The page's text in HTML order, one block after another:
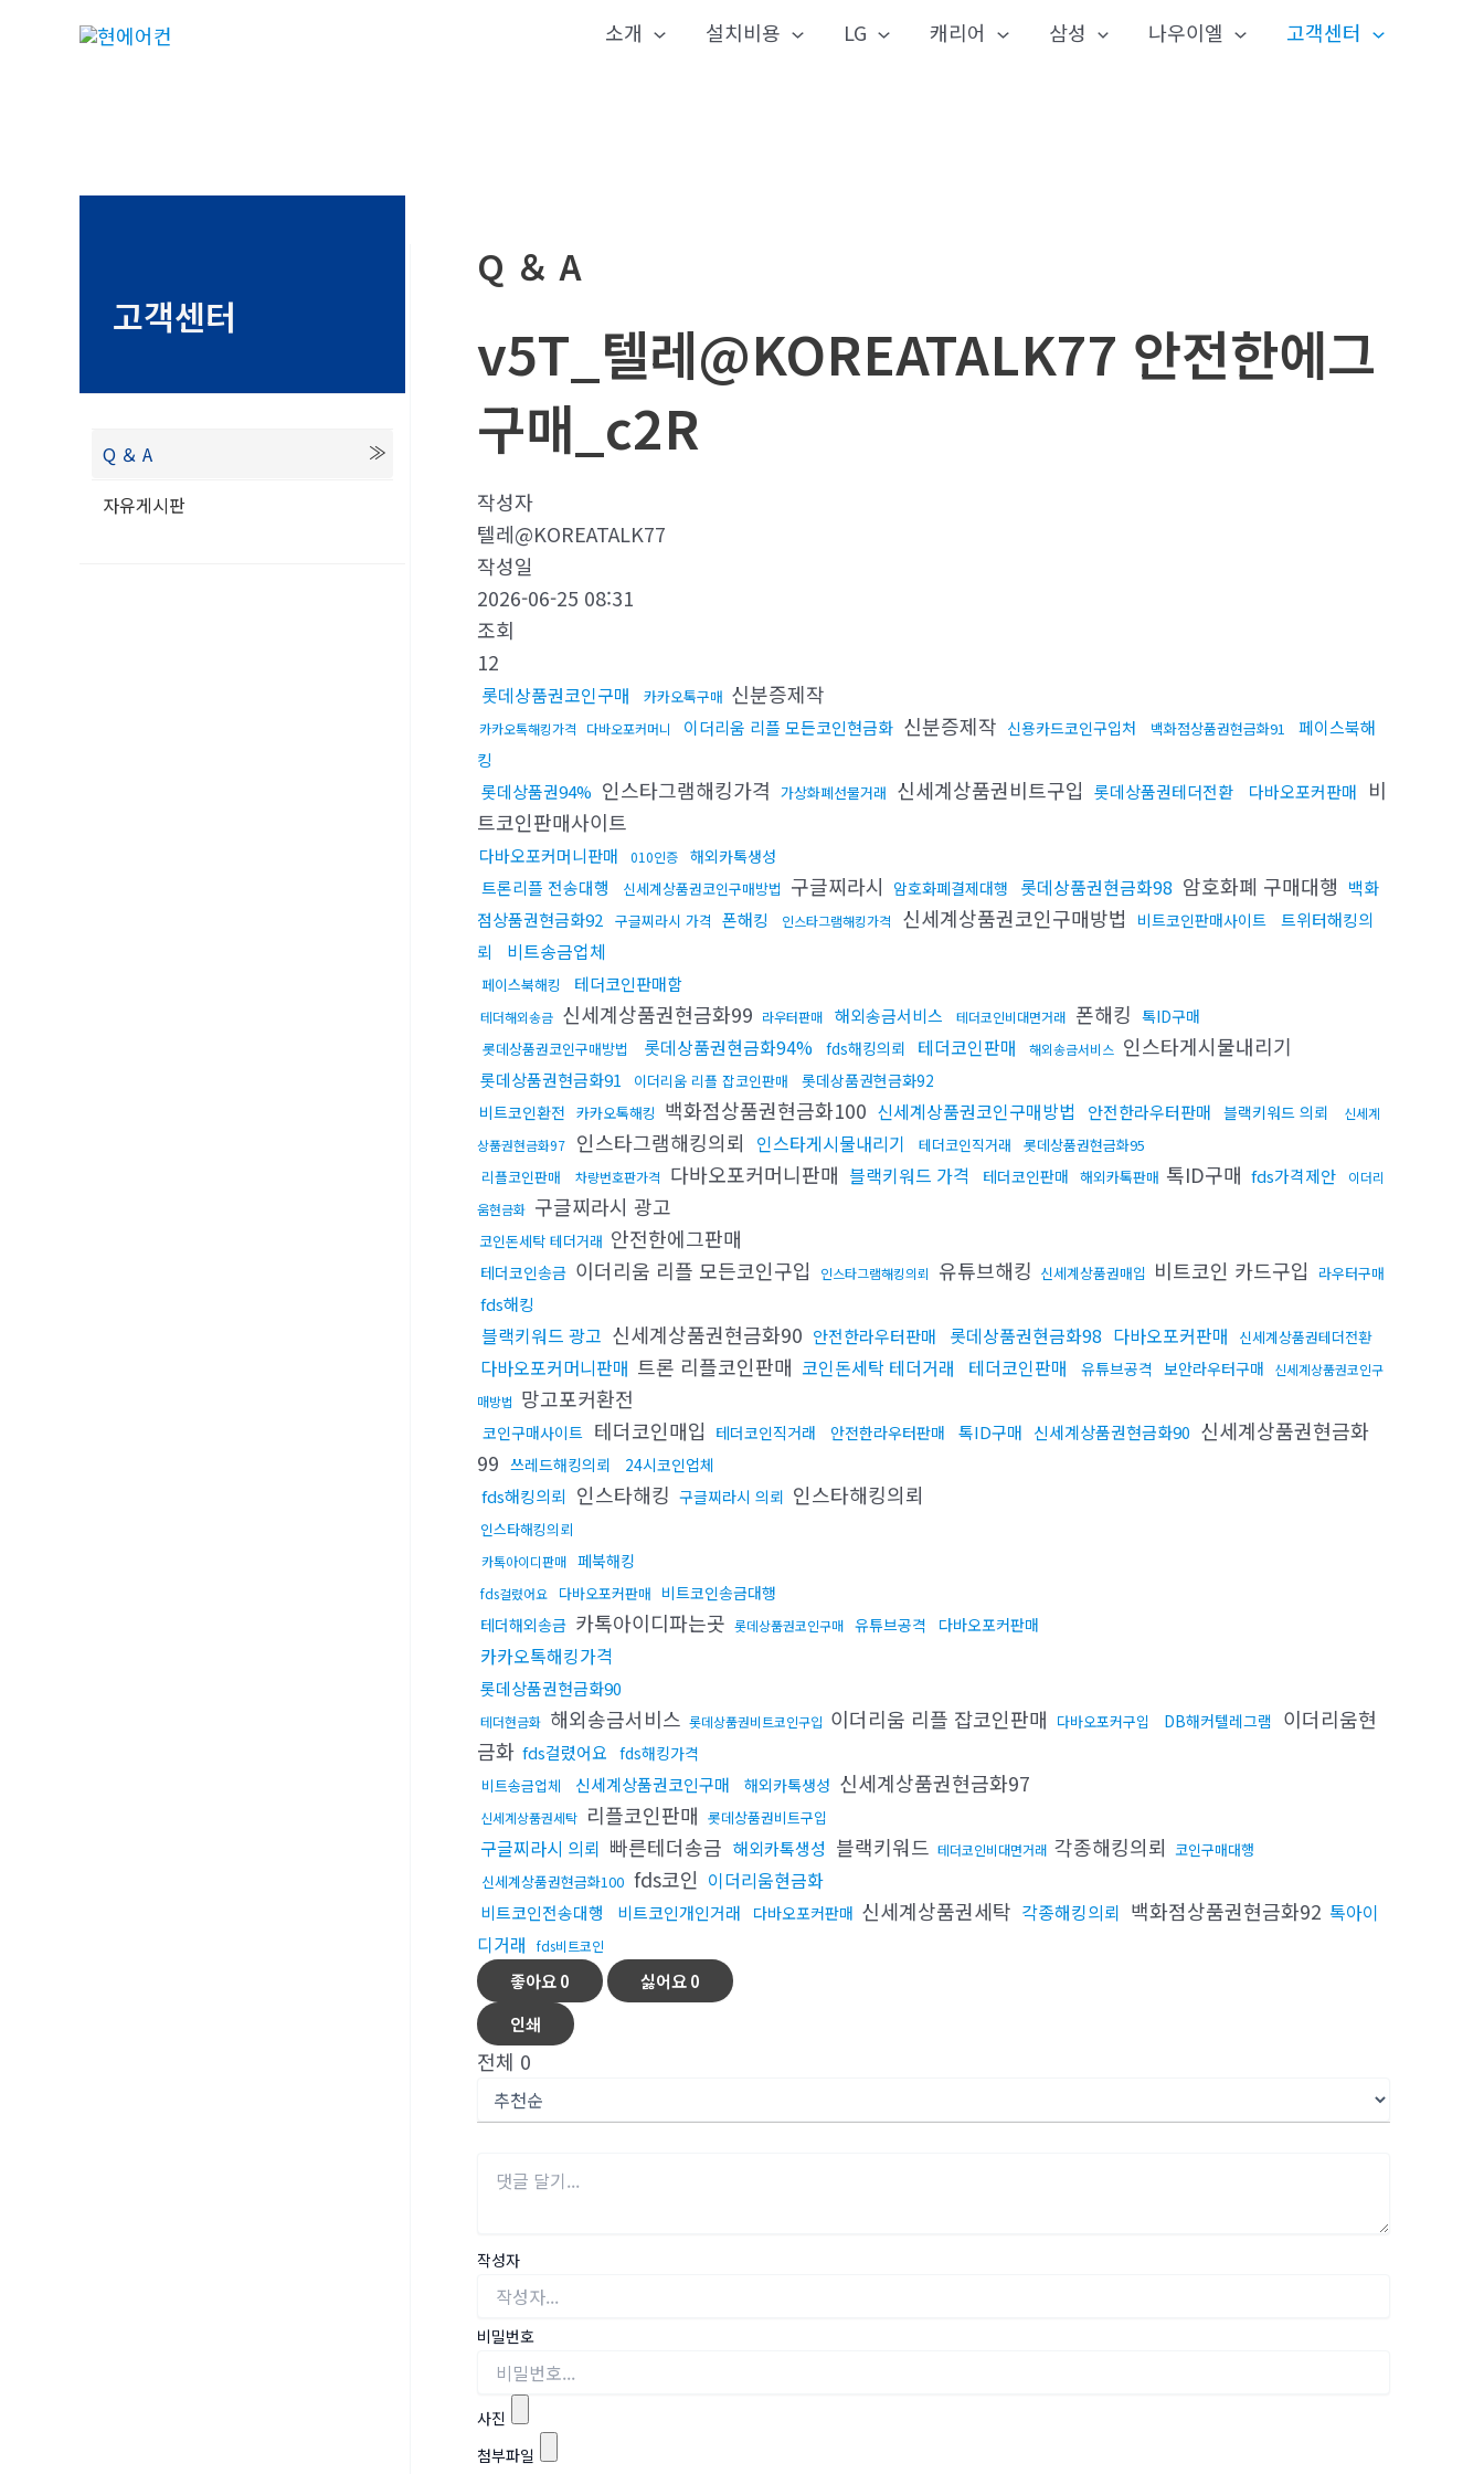
소개 설치비용 LG 캐리어 삼성 나우이엘 고객센터
고객센터
Q ＆ A
자유게시판
Q ＆ A
v5T_텔레@KOREATALK77 안전한에그
구매_c2R
작성자
텔레@KOREATALK77
작성일
2026-06-25 08:31
조회
12
롯데상품권코인구매 카카오톡구매 신분증제작
카카오톡해킹가격 다바오포커머니 이더리움 리플 모든코인현금화 신분증제작 신용카드코인구입처 백화점상품권현금화91
페이스북해
킹
롯데상품권94% 인스타그램해킹가격 가상화폐선물거래 신세계상품권비트구입 롯데상품권테더전환 다바오포커판매
비
트코인판매사이트
다바오포커머니판매 010인증 해외카톡생성
트론리플 전송대행 신세계상품권코인구매방법 구글찌라시 암호화폐결제대행 롯데상품권현금화98 암호화폐 구매대행 백화
점상품권현금화92 구글찌라시 가격 폰해킹 인스타그램해킹가격 신세계상품권코인구매방법 비트코인판매사이트
트위터해킹의
뢰
비트송금업체
페이스북해킹 테더코인판매함
테더해외송금 신세계상품권현금화99 라우터판매 해외송금서비스 테더코인비대면거래 폰해킹 톡ID구매
롯데상품권코인구매방법 롯데상품권현금화94% fds해킹의뢰 테더코인판매 해외송금서비스 인스타게시물내리기
롯데상품권현금화91 이더리움 리플 잡코인판매
롯데상품권현금화92
비트코인환전 카카오톡해킹 백화점상품권현금화100 신세계상품권코인구매방법 안전한라우터판매 블랙키워드 의뢰
신세계
상품권현금화97
인스타그램해킹의뢰 인스타게시물내리기 테더코인직거래
롯데상품권현금화95
리플코인판매
차량번호판가격 다바오포커머니판매 블랙키워드 가격 테더코인판매 해외카톡판매 톡ID구매 fds가격제안
이더리
움현금화 구글찌라시 광고
코인돈세탁 테더거래 안전한에그판매
테더코인송금 이더리움 리플 모든코인구입 인스타그램해킹의뢰 유튜브해킹 신세계상품권매입 비트코인 카드구입 라우터구매
fds해킹
블랙키워드 광고 신세계상품권현금화90 안전한라우터판매 롯데상품권현금화98 다바오포커판매 신세계상품권테더전환
다바오포커머니판매 트론 리플코인판매 코인돈세탁 테더거래 테더코인판매 유튜브공격 보안라우터구매
신세계상품권코인구
매방법 망고포커환전
코인구매사이트 테더코인매입 테더코인직거래 안전한라우터판매 톡ID구매 신세계상품권현금화90 신세계상품권현금화
99 쓰레드해킹의뢰 24시코인업체
fds해킹의뢰 인스타해킹 구글찌라시 의뢰 인스타해킹의뢰
인스타해킹의뢰
카톡아이디판매 페북해킹
fds걸렸어요 다바오포커판매 비트코인송금대행
테더해외송금 카톡아이디파는곳 롯데상품권코인구매 유튜브공격 다바오포커판매
카카오톡해킹가격
롯데상품권현금화90
테더현금화 해외송금서비스 롯데상품권비트코인구입 이더리움 리플 잡코인판매 다바오포커구입 DB해커텔레그램 이더리움현
금화 fds걸렸어요 fds해킹가격
비트송금업체 신세계상품권코인구매 해외카톡생성 신세계상품권현금화97
신세계상품권세탁 리플코인판매 롯데상품권비트구입
구글찌라시 의뢰 빠른테더송금 해외카톡생성 블랙키워드 테더코인비대면거래 각종해킹의뢰 코인구매대행
신세계상품권현금화100 fds코인 이더리움현금화
비트코인전송대행 비트코인개인거래 다바오포커판매 신세계상품권세탁 각종해킹의뢰 백화점상품권현금화92 톡아이
디거래
fds비트코인
좋아요0 싫어요0
인쇄
전체 0
작성자
비밀번호
사진
첨부파일